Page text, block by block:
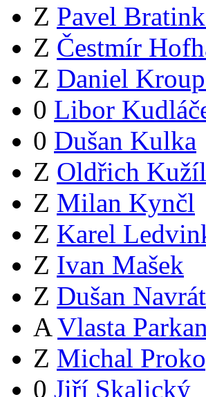
Z Pavel
Z Čestmír
Z Daniel
0 Libor
0 Dušan Kulka
Z Oldřich
Z Milan Kynčl
Z Karel
Z Ivan Mašek
Z Dušan
A Vlasta
Z Michal
0 Jiří Skalický